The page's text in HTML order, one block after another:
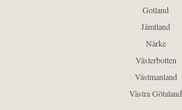
Gotland
Jämtland
Närke
Västerbotten
Västmanland
Västra Götaland